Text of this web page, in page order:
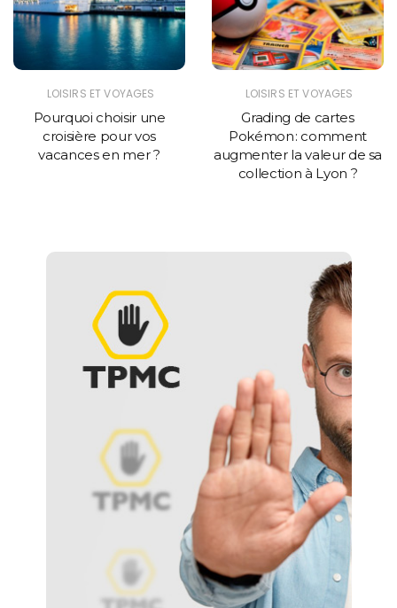
LOISIRS ET VOYAGES
Pourquoi choisir une
croisière pour vos
vacances en mer ?
LOISIRS ET VOYAGES
Grading de cartes
Pokémon : comment
augmenter la valeur de sa
collection à Lyon ?